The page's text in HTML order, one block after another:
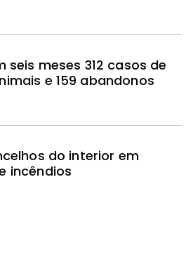
seis meses 312 casos de
e 159 abandonos
do interior em
incêndios